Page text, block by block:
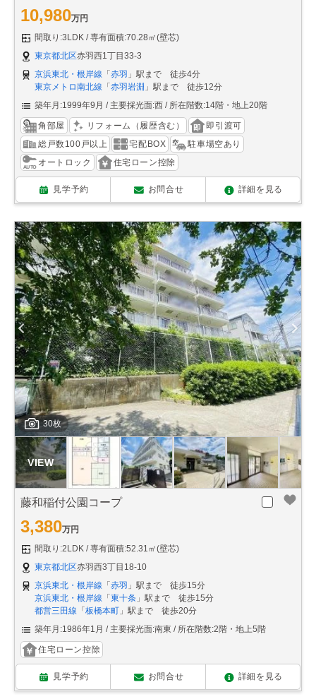
10,980万円
間取り:3LDK
専有面積:70.28㎡(壁芯)
東京都北区赤羽西1丁目33-3
京浜東北・根岸線 「 赤羽 」駅まで 徒歩4分
東京メトロ南北線 「 赤羽岩淵 」駅まで 徒歩12分
築年月:1999年9月
主要採光面:西 所在階数:14階・地上20階
角部屋 リフォーム（履歴含む）
即引渡可
総戸数100戸以上
宅配BOX
駐車場空あり
オートロック
住宅ローン控除
見学予約 お問合せ 詳細を見る
30枚
藤和稲付公園コープ
3,380万円
間取り:2LDK
専有面積:52.31㎡(壁芯)
東京都北区赤羽西3丁目18-10
京浜東北・根岸線 「 赤羽 」駅まで 徒歩15分
京浜東北・根岸線 「 東十条 」駅まで 徒歩15分
都営三田線 「 板橋本町 」駅まで 徒歩20分
築年月:1986年1月
主要採光面:南東 所在階数:2階・地上5階
住宅ローン控除
見学予約 お問合せ 詳細を見る